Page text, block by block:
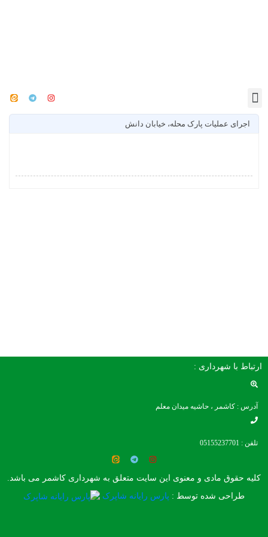
اجرای عملیات پارک محله، خیابان دانش
ارتباط با شهرداری :
آدرس : کاشمر ، حاشیه میدان معلم
تلفن : 05155237701
کلیه حقوق مادی و معنوی این سایت متعلق به شهرداری کاشمر می باشد.
طراحی شده توسط : پارس رایانه شاپرک